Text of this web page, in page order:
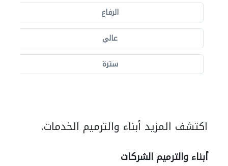
الرفاع
عالي
سترة
اكتشف المزيد أبناء والترميم الخدمات.
أبناء والترميم الشركات